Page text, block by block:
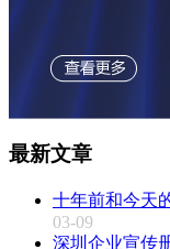
最新文章
十年前和今天
03-09
深圳企业宣传